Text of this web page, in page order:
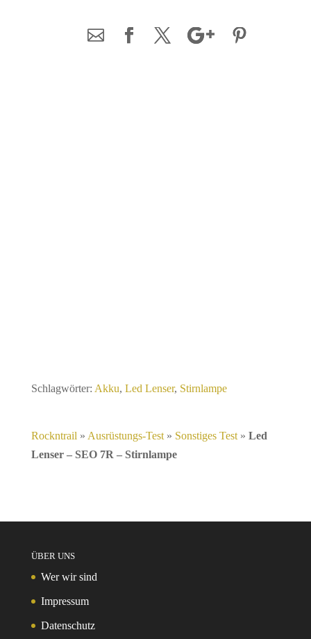
Schlagwörter: Akku, Led Lenser, Stirnlampe
Rockntrail » Ausrüstungs-Test» Sonstiges Test» Led
Lenser – SEO 7R – Stirnlampe
ÜBER UNS
Wer wir sind
Impressum
Datenschutz